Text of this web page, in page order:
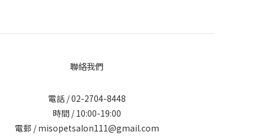
聯絡我們
電話 / 02-2704-8448
時間 / 10:00-19:00
電郵 / misopetsalon111@gmail.com